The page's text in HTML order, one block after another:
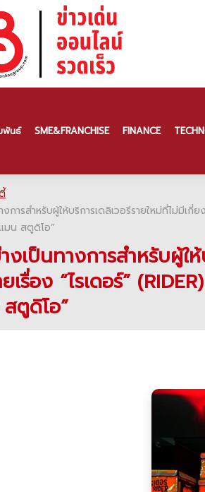
พันธ์ SME & FRANCHISE FINANCE
การสำหรับผู้ให้บริการเดลิเวอรีรายใหม่ที่ไม่มี
มน สตูดิโอ”
งเป็นทางการสำหรับผู้ใ
เรื่อง “ไรเดอร์”
ตูดิโอ”